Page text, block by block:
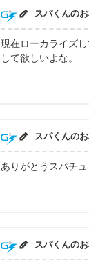
スパくんの
現在ローカライズ
して欲しいよな。
スパくんの
ありがとうスパチュ
スパくんの